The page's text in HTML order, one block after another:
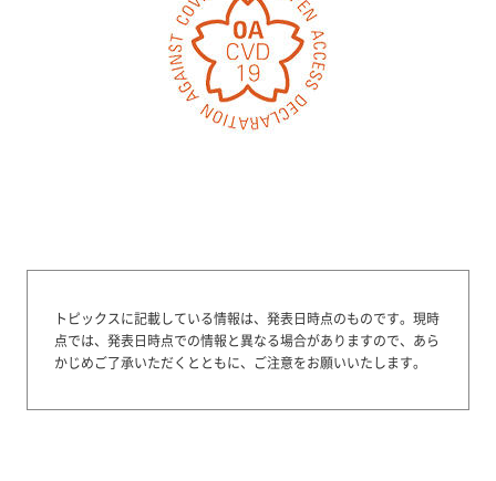
トピックスに記載している情報は、発表日時点のものです。 現時
点では、発表日時点での情報と異なる場合がありますので、あら
かじめご了承いただくとともに、ご注意をお願いいたします。